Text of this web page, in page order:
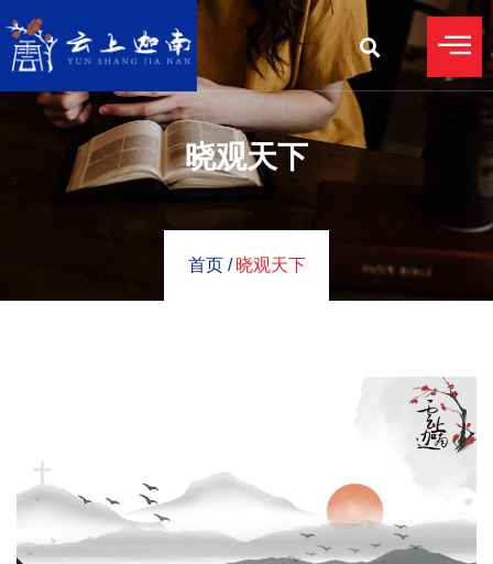
晓观天下
首页 / 晓观天下